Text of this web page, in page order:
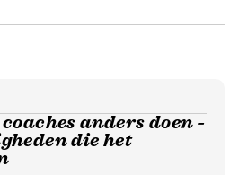
anders doen -
die het